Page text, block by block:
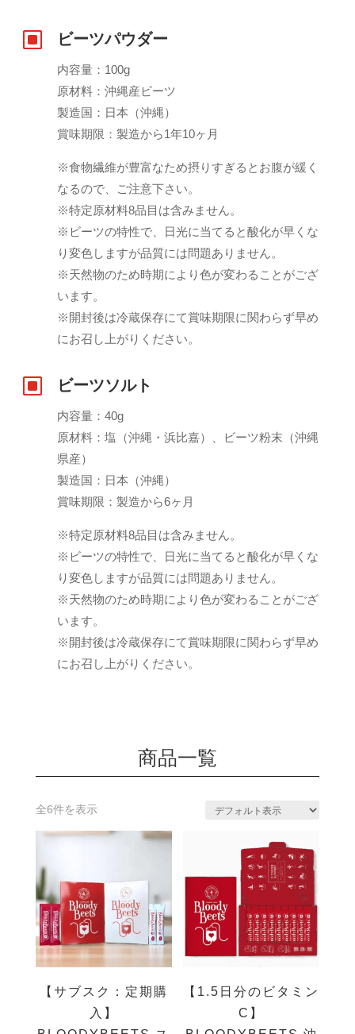
W ビーツパウダー
内容量：100g
原材料：沖縄産ビーツ
製造国：日本（沖縄）
賞味期限：製造から1年10ヶ月
※食物繊維が豊富なため摂りすぎるとお腹が緩く
なるので、ご注意下さい。
※特定原材料8品目は含みません。
※ビーツの特性で、日光に当てると酸化が早くな
り変色しますが品質には問題ありません。
※天然物のため時期により色が変わることがござ
います。
※開封後は冷蔵保存にて賞味期限に関わらず早め
にお召し上がりください。
W ビーツソルト
内容量：40g
原材料：塩（沖縄・浜比嘉）、ビーツ粉末（沖縄
県産）
製造国：日本（沖縄）
賞味期限：製造から6ヶ月
※特定原材料8品目は含みません。
※ビーツの特性で、日光に当てると酸化が早くな
り変色しますが品質には問題ありません。
※天然物のため時期により色が変わることがござ
います。
※開封後は冷蔵保存にて賞味期限に関わらず早め
にお召し上がりください。
商品一覧
全6件を表示
【サブスク：定期購
入】
【1.5日分のビタミン
C】